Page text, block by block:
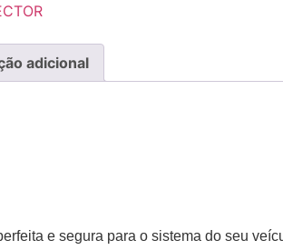
adicional
e segura para o sistema do seu